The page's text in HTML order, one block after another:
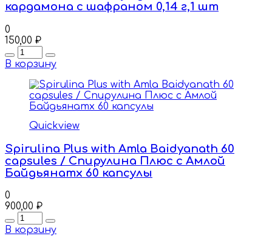
кардамона с шафраном 0,14 г,1 шт
0
150,00 ₽
Quantity
В корзину
Quickview
Spirulina Plus with Amla Baidyanath 60
capsules / Спирулина Плюс с Амлой
Байдьянатх 60 капсулы
0
900,00 ₽
Quantity
В корзину